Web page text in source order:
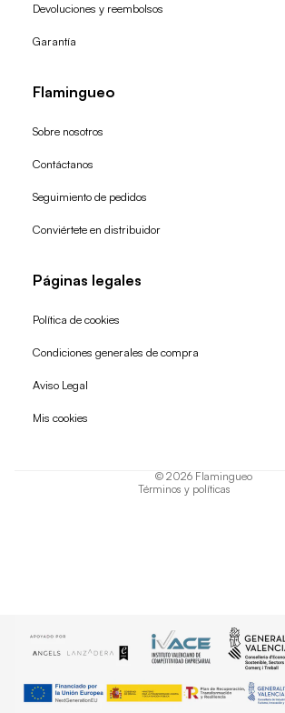
Devoluciones y reembolsos
Garantía
Flamingueo
Sobre nosotros
Contáctanos
Seguimiento de pedidos
Conviértete en distribuidor
Páginas legales
Política de cookies
Condiciones generales de compra
Aviso Legal
Mis cookies
© 2026 Flamingueo
Términos y políticas